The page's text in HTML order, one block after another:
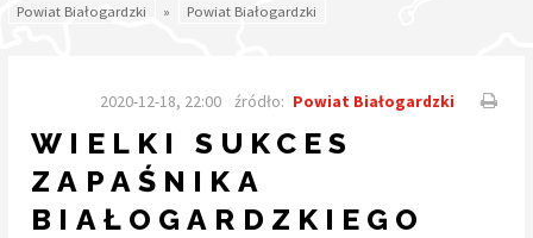
Powiat Białogardzki » Powiat Białogardzki
2020-12-18, 22:00 źródło: Powiat Białogardzki
WIELKI SUKCES
ZAPAŚNIKA
BIAŁOGARDZKIEGO